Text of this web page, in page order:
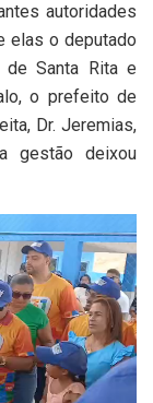
autoridades
elas o deputado
de Santa Rita e
o prefeito de
Dr. Jeremias,
gestão deixou